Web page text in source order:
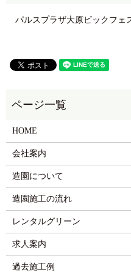
パルスプラザ大原ビックフェ
HOME
会社案内
造園について
造園施工の流れ
レンタルグリーン
求人案内
過去施工例